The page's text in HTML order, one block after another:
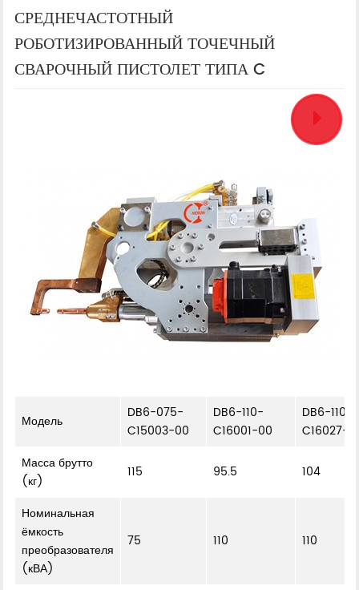
СРЕДНЕЧАСТОТНЫЙ
РОБОТИЗИРОВАННЫЙ ТОЧЕЧНЫЙ
СВАРОЧНЫЙ ПИСТОЛЕТ ТИПА C
Модель
DB6-075-
C15003-00
DB6-110-
C16001-00
DB6-110-
C16027-
Масса брутто
(кг)
115 95.5 104
Номинальная
ёмкость
преобразователя
(кВА)
75 110 110